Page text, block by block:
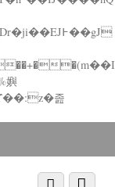
졾
Menu
Scroll